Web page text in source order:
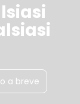
a breve